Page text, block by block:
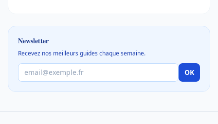
Newsletter
Recevez nos meilleurs guides chaque semaine.
OK